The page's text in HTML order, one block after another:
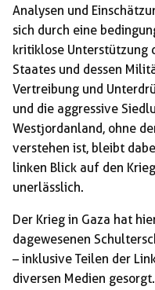
Analysen und
sich durch eine
kritiklose Unterstützung
Staates und dessen
Vertreibung und
und die aggressive
Westjordanland, ohne
verstehen ist, bleibt
linken Blick auf den
unerlässlich.
Der Krieg in Gaza hat
dagewesenen
– inklusive Teilen der
diversen Medien